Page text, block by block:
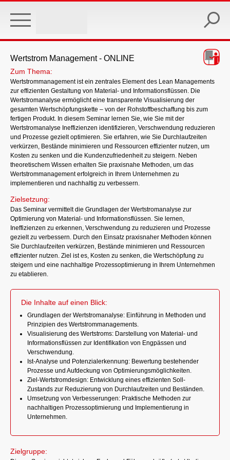
main
Wertstrom Management - ONLINE
Zum Thema:
Wertstrommanagement ist ein zentrales Element des Lean Managements
zur effizienten Gestaltung von Material- und Informationsflüssen. Die
Wertstromanalyse ermöglicht eine transparente Visualisierung der
gesamten Wertschöpfungskette – von der Rohstoffbeschaffung bis zum
fertigen Produkt. In diesem Seminar lernen Sie, wie Sie mit der
Wertstromanalyse Ineffizienzen identifizieren, Verschwendung reduzieren
und Prozesse gezielt optimieren. Sie erfahren, wie Sie Durchlaufzeiten
verkürzen, Bestände minimieren und Ressourcen effizienter nutzen, um
Kosten zu senken und die Kundenzufriedenheit zu steigern. Neben
theoretischem Wissen erhalten Sie praxisnahe Methoden, um das
Wertstrommanagement erfolgreich in Ihrem Unternehmen zu
implementieren und nachhaltig zu verbessern.
Zielsetzung:
Das Seminar vermittelt die Grundlagen der Wertstromanalyse zur
Optimierung von Material- und Informationsflüssen. Sie lernen,
Ineffizienzen zu erkennen, Verschwendung zu reduzieren und Prozesse
gezielt zu verbessern. Durch den Einsatz praxisnaher Methoden können
Sie Durchlaufzeiten verkürzen, Bestände minimieren und Ressourcen
effizienter nutzen. Ziel ist es, Kosten zu senken, die Wertschöpfung zu
steigern und eine nachhaltige Prozessoptimierung in Ihrem Unternehmen
zu etablieren.
Die Inhalte auf einen Blick:
Grundlagen der Wertstromanalyse: Einführung in Methoden und
Prinzipien des Wertstrommanagements.
Visualisierung des Wertstroms: Darstellung von Material- und
Informationsflüssen zur Identifikation von Engpässen und
Verschwendung.
Ist-Analyse und Potenzialerkennung: Bewertung bestehender
Prozesse und Aufdeckung von Optimierungsmöglichkeiten.
Ziel-Wertstromdesign: Entwicklung eines effizienten Soll-
Zustands zur Reduzierung von Durchlaufzeiten und Beständen.
Umsetzung von Verbesserungen: Praktische Methoden zur
nachhaltigen Prozessoptimierung und Implementierung in
Unternehmen.
Zielgruppe: